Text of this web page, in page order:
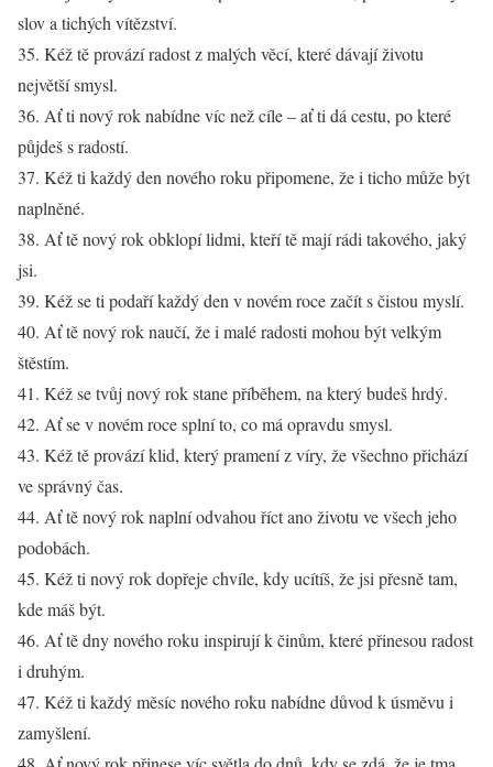
slov a tichých vítězství.
35. Kéž tě provází radost z malých věcí, které dávají životu
největší smysl.
36. Ať ti nový rok nabídne víc než cíle – ať ti dá cestu, po které
půjdeš s radostí.
37. Kéž ti každý den nového roku připomene, že i ticho může být
naplněné.
38. Ať tě nový rok obklopí lidmi, kteří tě mají rádi takového, jaký
jsi.
39. Kéž se ti podaří každý den v novém roce začít s čistou myslí.
40. Ať tě nový rok naučí, že i malé radosti mohou být velkým
štěstím.
41. Kéž se tvůj nový rok stane příběhem, na který budeš hrdý.
42. Ať se v novém roce splní to, co má opravdu smysl.
43. Kéž tě provází klid, který pramení z víry, že všechno přichází
ve správný čas.
44. Ať tě nový rok naplní odvahou říct ano životu ve všech jeho
podobách.
45. Kéž ti nový rok dopřeje chvíle, kdy ucítíš, že jsi přesně tam,
kde máš být.
46. Ať tě dny nového roku inspirují k činům, které přinesou radost
i druhým.
47. Kéž ti každý měsíc nového roku nabídne důvod k úsměvu i
zamyšlení.